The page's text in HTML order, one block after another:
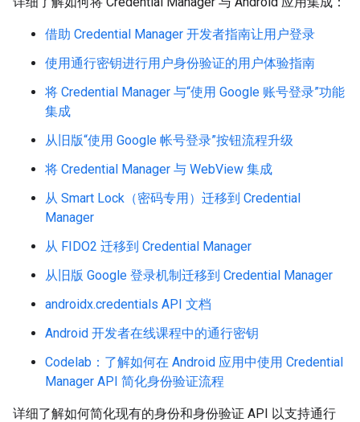
借助 Credential Manager 开发者指南让用户登录
使用通行密钥进行用户身份验证的用户体验指南
将 Credential Manager 与“使用 Google 账号登录”功能
集成
从旧版“使用 Google 帐号登录”按钮流程升级
将 Credential Manager 与 WebView 集成
从 Smart Lock（密码专用）迁移到 Credential
Manager
从 FIDO2 迁移到 Credential Manager
从旧版 Google 登录机制迁移到 Credential Manager
androidx.credentials API 文档
Android 开发者在线课程中的通行密钥
Codelab：了解如何在 Android 应用中使用 Credential
Manager API 简化身份验证流程
详细了解如何简化现有的身份和身份验证 API 以支持通行